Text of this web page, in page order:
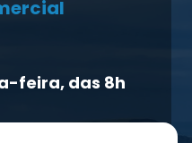
feira, das 8h